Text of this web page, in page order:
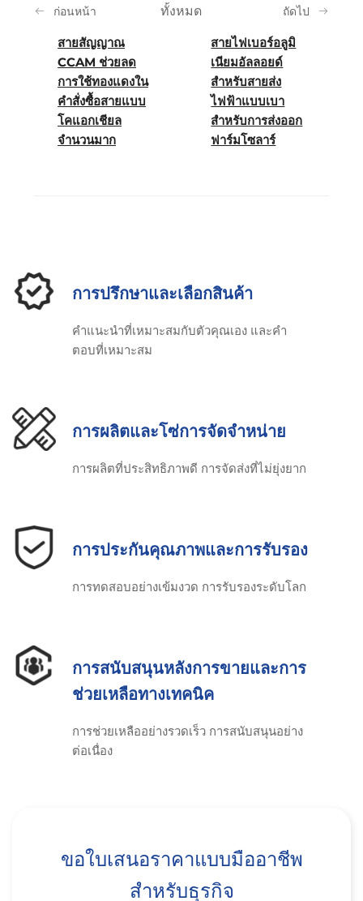
ก่อนหน้า
สายสัญญาณ
CCAM ช่วยลด
การใช้ทองแดงใน
คำสั่งซื้อสายแบบ
โคแอกเชียล
จำนวนมาก
ทั้งหมด ถัดไป
สายไฟเบอร์อลูมิ
เนียมอัลลอยด์
สำหรับสายส่ง
ไฟฟ้าแบบเบา
สำหรับการส่งออก
ฟาร์มโซลาร์
การปรึกษาและเลือกสินค้า
คําแนะนําที่เหมาะสมกับตัวคุณเอง และคํา
ตอบที่เหมาะสม
การผลิตและโซ่การจัดจําหน่าย
การผลิตที่ประสิทธิภาพดี การจัดส่งที่ไม่ยุ่งยาก
การประกันคุณภาพและการรับรอง
การทดสอบอย่างเข้มงวด การรับรองระดับโลก
การสนับสนุนหลังการขายและการ
ช่วยเหลือทางเทคนิค
การช่วยเหลืออย่างรวดเร็ว การสนับสนุนอย่าง
ต่อเนื่อง
ขอใบเสนอราคาแบบมืออาชีพ
สำหรับธุรกิจ